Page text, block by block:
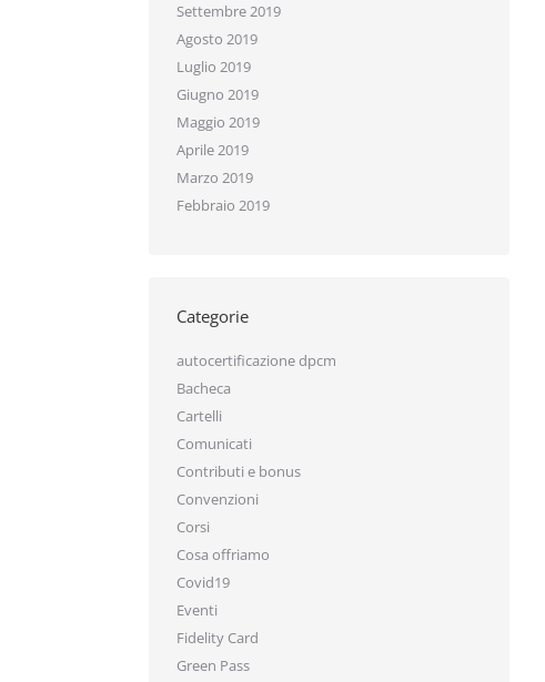
Settembre 2019
Agosto 2019
Luglio 2019
Giugno 2019
Maggio 2019
Aprile 2019
Marzo 2019
Febbraio 2019
Categorie
autocertificazione dpcm
Bacheca
Cartelli
Comunicati
Contributi e bonus
Convenzioni
Corsi
Cosa offriamo
Covid19
Eventi
Fidelity Card
Green Pass